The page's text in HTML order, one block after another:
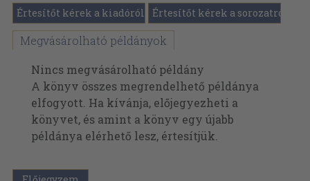
Értesítőt kérek a kiadóról Értesítőt kérek a sorozatról
Megvásárolható példányok
Nincs megvásárolható példány
A könyv összes megrendelhető példánya
elfogyott. Ha kívánja, előjegyezheti a
könyvet, és amint a könyv egy újabb
példánya elérhető lesz, értesítjük.